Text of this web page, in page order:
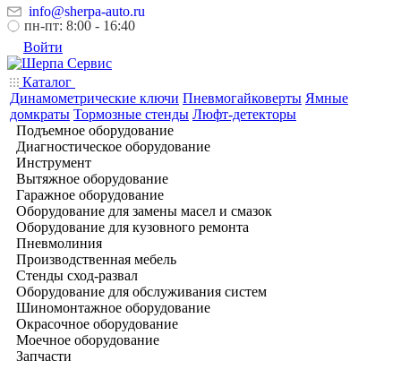
info@sherpa-auto.ru
пн-пт: 8:00 - 16:40
Войти
Каталог
Динамометрические ключи Пневмогайковерты Ямные
домкраты Тормозные стенды Люфт-детекторы
Подъемное оборудование
Диагностическое оборудование
Инструмент
Вытяжное оборудование
Гаражное оборудование
Оборудование для замены масел и смазок
Оборудование для кузовного ремонта
Пневмолиния
Производственная мебель
Стенды сход-развал
Оборудование для обслуживания систем
Шиномонтажное оборудование
Окрасочное оборудование
Моечное оборудование
Запчасти